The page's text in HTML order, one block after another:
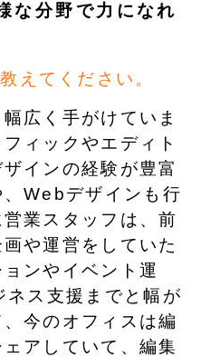
な分野で力になれ
えてください。
広く手がけていま
ィックやエディト
インの経験が豊富
Webデザインも行
業スタッフは、前
や運営をしていた
ンやイベント運
ス支援までと幅が
今のオフィスは編
アしていて、編集